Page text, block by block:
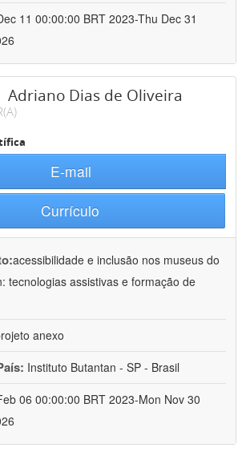
11 00:00:00 BRT 2023-Thu Dec 31
Adriano Dias de Oliveira
E-mail
Currículo
acessibilidade e inclusão nos museus do
tecnologias assistivas e formação de
anexo
Instituto Butantan - SP - Brasil
06 00:00:00 BRT 2023-Mon Nov 30